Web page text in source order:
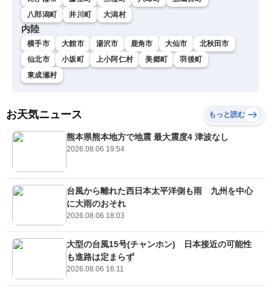
八郎潟町
井川町 大潟村
内陸
横手市 大館市 湯沢市 鹿角市 大仙市
北秋田市
仙北市
小坂町 上小阿仁村 美郷町
羽後町
東成瀬村
お天気ニュース もっと読む
熊本県熊本地方で地震 最大震度4 津波なし
2026.08.06 19:54
台風から離れた西日本太平洋側も雨 九州を中心
に大雨のおそれ
2026.08.06 18:03
大型の台風15号(チャンホン) 日本接近の可能性
も進路は定まらず
2026.08.06 16:11